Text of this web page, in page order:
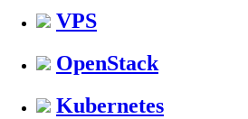
VPS
OpenStack
Kubernetes